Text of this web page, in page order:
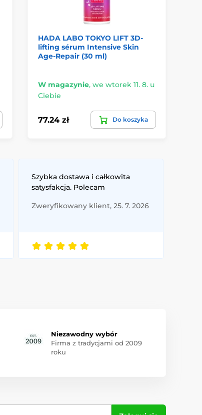
HADA LABO TOKYO LIFT 3D-
lifting sérum Intensive Skin
Age-Repair (30 ml)
W magazynie, we wtorek 11. 8. u
Ciebie
77.24 zł Do koszyka
Szybka dostawa i całkowita
satysfakcja. Polecam
Zweryfikowany klient, 25. 7. 2026
Niezawodny wybór
Firma z tradycjami od 2009
roku